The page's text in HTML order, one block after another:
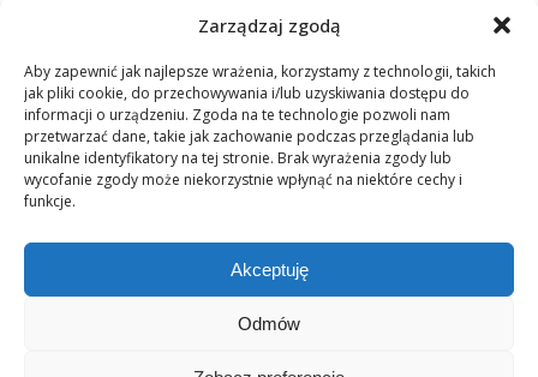
Zarządzaj zgodą
Aby zapewnić jak najlepsze wrażenia, korzystamy z technologii, takich
jak pliki cookie, do przechowywania i/lub uzyskiwania dostępu do
informacji o urządzeniu. Zgoda na te technologie pozwoli nam
przetwarzać dane, takie jak zachowanie podczas przeglądania lub
unikalne identyfikatory na tej stronie. Brak wyrażenia zgody lub
wycofanie zgody może niekorzystnie wpłynąć na niektóre cechy i
funkcje.
Akceptuję
Odmów
lidera
Daria Dudzik. Kocham Cię
17 kwietnia 2026